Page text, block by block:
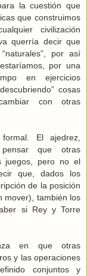
la cuestión que
que construimos
civilización
querría decir que
por así
por una
en ejercicios
cosas
con otras
El ajedrez,
que otras
juegos, pero no el
que, dados los
de la posición
mover), también los
si Rey y Torre
en que otras
y las operaciones
conjuntos y